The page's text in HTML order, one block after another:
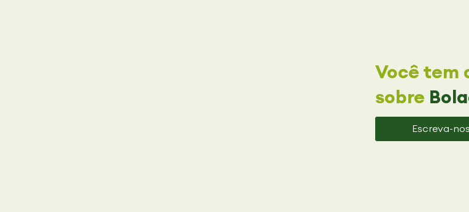
Você tem
sobre
Escreva-